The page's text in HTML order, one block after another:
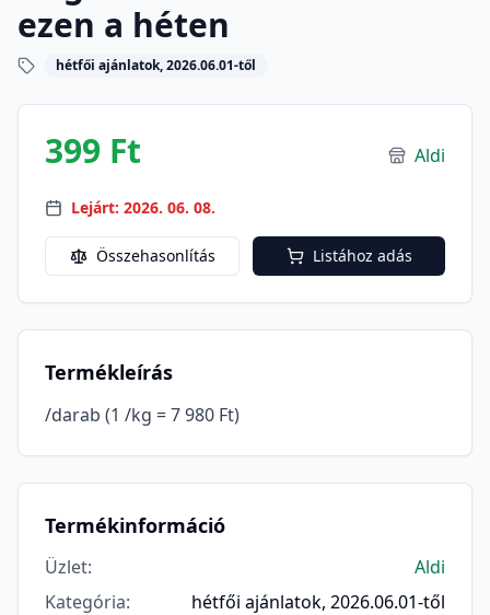
ezen a héten
hétfői ajánlatok, 2026.06.01-től
399 Ft Aldi
Lejárt: 2026. 06. 08.
Összehasonlítás Listához adás
Termékleírás
/darab (1 /kg = 7 980 Ft)
Termékinformáció
Üzlet:
Aldi
Kategória: hétfői ajánlatok, 2026.06.01-től